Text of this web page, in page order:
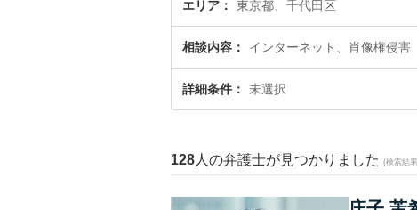
エリア 東京都、千代田区
相談内容 インターネット、肖像権侵害
詳細条件 未選択
128 人の弁護士が見つかりました (検索結